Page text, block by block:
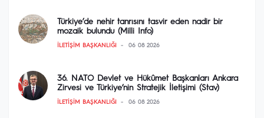
Türkiye’de nehir tanrısını tasvir eden nadir bir
mozaik bulundu (Milli Info)
İLETIŞIM BAŞKANLIĞI 06 08 2026
36. NATO Devlet ve Hükûmet Başkanları Ankara
Zirvesi ve Türkiye’nin Stratejik İletişimi (Stav)
İLETIŞIM BAŞKANLIĞI 06 08 2026